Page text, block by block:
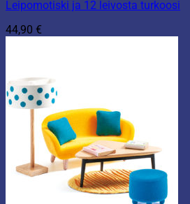
Leipomotiski ja 12 leivosta turkoosi
44,90 €